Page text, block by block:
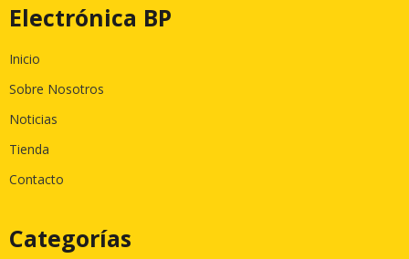
Electrónica BP
Inicio
Sobre Nosotros
Noticias
Tienda
Contacto
Categorías